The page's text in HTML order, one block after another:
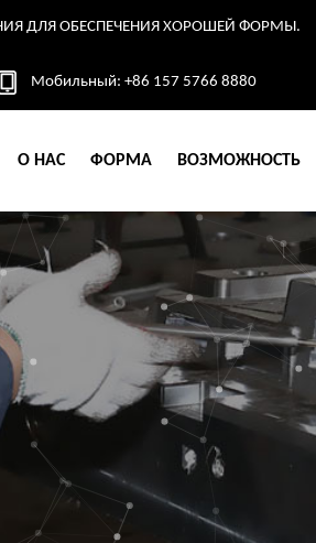
ДЛЯ ОБЕСПЕЧЕНИЯ ХОРОШЕЙ ФОРМЫ.
Мобильный: +86 157 5766 8880
О НАС ФОРМА ВОЗМОЖНОСТЬ